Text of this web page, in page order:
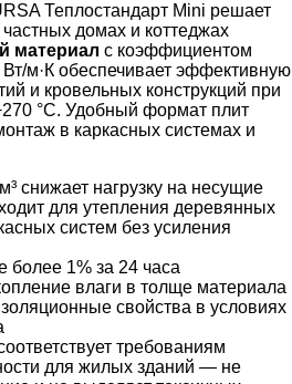
Теплостандарт Mini решает
домах и коттеджах
материал с коэффициентом
м·К обеспечивает эффективную
и кровельных конструкций при
°С. Удобный формат плит
в каркасных системах и
снижает нагрузку на несущие
для утепления деревянных
систем без усиления
более 1% за 24 часа
влаги в толще материала
свойства в условиях
требованиям
для жилых зданий — не